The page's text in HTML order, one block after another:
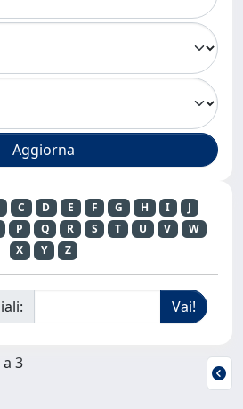
C D E F G H I
J
P Q R S T U V
W
X
Y Z
3